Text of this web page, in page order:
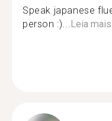
Speak japanese
person :)...Leia mais